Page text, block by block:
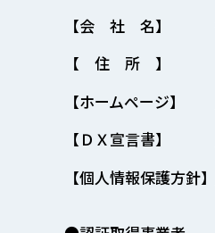
【会 社 名】
【 住 所 】
【ホームページ】
【ＤＸ宣言書】
【個人情報保護方針】